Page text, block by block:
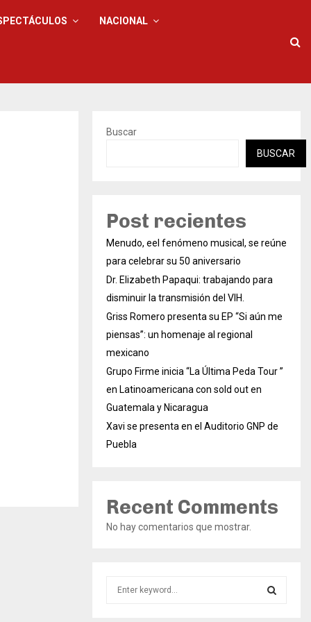
NACIONAL
Buscar
BUSCAR
Post recientes
Menudo, eel fenómeno musical, se reúne
para celebrar su 50 aniversario
Dr. Elizabeth Papaqui: trabajando para
disminuir la transmisión del VIH.
Griss Romero presenta su EP “Si aún me
piensas”: un homenaje al regional
mexicano
Grupo Firme inicia “La Última Peda Tour ”
en Latinoamericana con sold out en
Guatemala y Nicaragua
Xavi se presenta en el Auditorio GNP de
Puebla
Recent Comments
No hay comentarios que mostrar.